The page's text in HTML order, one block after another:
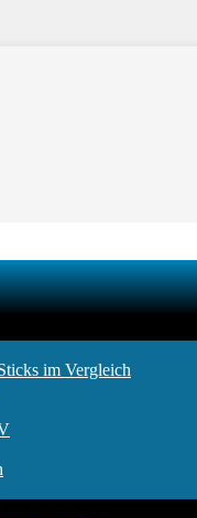
im Vergleich